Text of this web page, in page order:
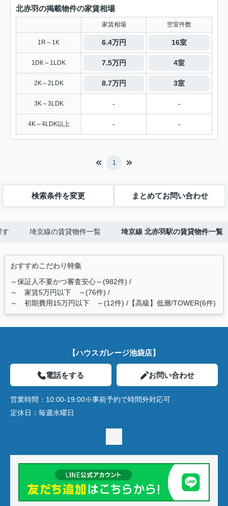
北赤羽の掲載物件の家賃相場
家賃相場 空室件数
1R～1K 6.4万円 16室
1DK～1LDK 7.5万円 4室
2K～2LDK 8.7万円 3室
3K～3LDK - -
4K～4LDK以上 - -
1
検索条件を変更 まとめてお問い合わせ
す 埼京線の賃貸物件一覧 埼京線 北赤羽駅の賃貸物件一覧
おすすめこだわり特集
～保証人不要かつ審査安心～(982件)
～ 家賃5万円以下 ～(76件)
～ 初期費用15万円以下 ～(12件) 【高級】低層/TOWER(6件)
【ハウスガレージ池袋店】
電話をする お問い合わせ
営業時間： 10:00-19:00※事前予約で時間外対応可
定休日： 毎週水曜日